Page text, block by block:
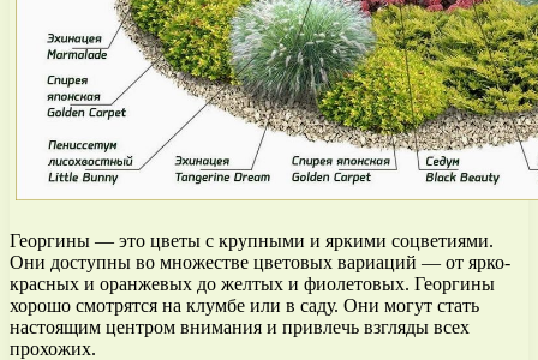
Георгины — это цветы с крупными и яркими соцветиями.
Они доступны во множестве цветовых вариаций — от ярко-
красных и оранжевых до желтых и фиолетовых. Георгины
хорошо смотрятся на клумбе или в саду. Они могут стать
настоящим центром внимания и привлечь взгляды всех
прохожих.